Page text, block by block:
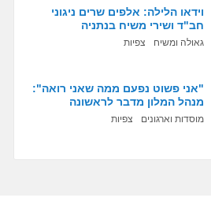
וידאו הלילה: אלפים שרים ניגוני
חב"ד ושירי משיח בנתניה
גאולה ומשיח צפיות
"אני פשוט נפעם ממה שאני רואה":
מנהל המלון מדבר לראשונה
מוסדות וארגונים צפיות